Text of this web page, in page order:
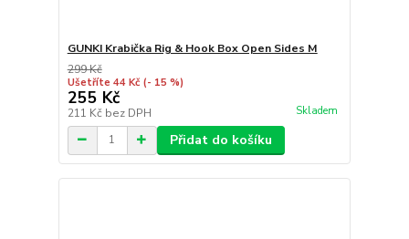
GUNKI Krabička Rig & Hook Box Open Sides M
299 Kč
Ušetříte 44 Kč (- 15 %)
255 Kč
211 Kč bez DPH Skladem
Přidat do košíku